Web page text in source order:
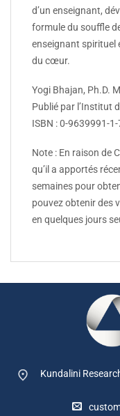
d’un enseignant,
formule du souffle
enseignant spirituel
du cœur.
Yogi Bhajan, Ph.D.
Publié par l’Institut
ISBN : 0-9639991-1-
Note : En raison de
qu’il a apportés
semaines pour
pouvez obtenir des
en quelques jours
Kundalini